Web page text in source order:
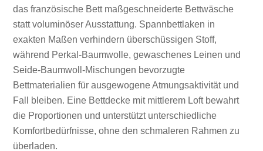
das französische Bett maßgeschneiderte Bettwäsche
statt voluminöser Ausstattung. Spannbettlaken in
exakten Maßen verhindern überschüssigen Stoff,
während Perkal-Baumwolle, gewaschenes Leinen und
Seide-Baumwoll-Mischungen bevorzugte
Bettmaterialien für ausgewogene Atmungsaktivität und
Fall bleiben. Eine Bettdecke mit mittlerem Loft bewahrt
die Proportionen und unterstützt unterschiedliche
Komfortbedürfnisse, ohne den schmaleren Rahmen zu
überladen.